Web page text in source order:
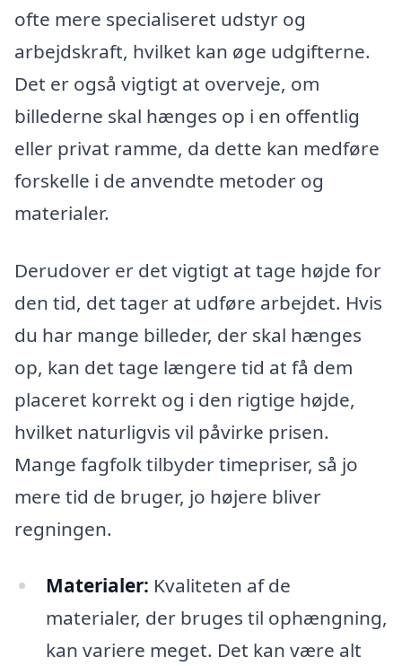
ofte mere specialiseret udstyr og
arbejdskraft, hvilket kan øge udgifterne.
Det er også vigtigt at overveje, om
billederne skal hænges op i en offentlig
eller privat ramme, da dette kan medføre
forskelle i de anvendte metoder og
materialer.
Derudover er det vigtigt at tage højde for
den tid, det tager at udføre arbejdet. Hvis
du har mange billeder, der skal hænges
op, kan det tage længere tid at få dem
placeret korrekt og i den rigtige højde,
hvilket naturligvis vil påvirke prisen.
Mange fagfolk tilbyder timepriser, så jo
mere tid de bruger, jo højere bliver
regningen.
Materialer: Kvaliteten af de
materialer, der bruges til ophængning,
kan variere meget. Det kan være alt